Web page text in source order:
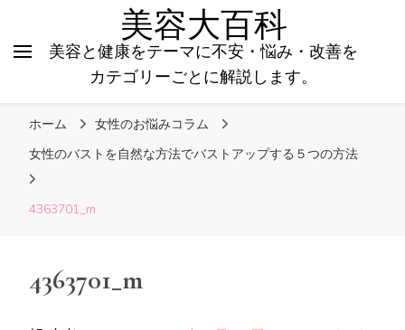
美容大百科
美容と健康をテーマに不安・悩み・改善を
カテゴリーごとに解説します。
ホーム
女性のお悩みコラム
女性のバストを自然な方法でバストアップする５つの方法
4363701_m
4363701_m